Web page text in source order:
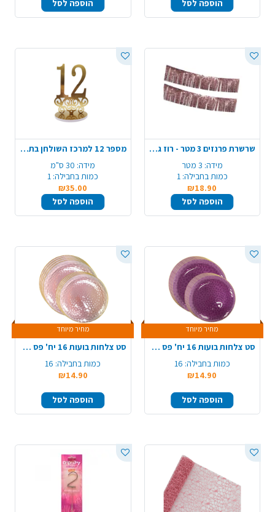
הוספה לסל הוספה לסל
שרשרת פרנזים 3 מטר - רוז גולד
מידה: 3 מטר
כמות בחבילה: 1
₪18.90
הוספה לסל
מספר 12 למרכז השולחן בת מצווה - זהב
מידה: 30 ס"מ
כמות בחבילה: 1
₪35.00
הוספה לסל
מחיר מיוחד
סט צלחות בועות 16 יח' פס זהב - סגול
כמות בחבילה: 16
₪14.90
הוספה לסל
מחיר מיוחד
סט צלחות בועות 16 יח' פס זהב - ורוד
כמות בחבילה: 16
₪14.90
הוספה לסל